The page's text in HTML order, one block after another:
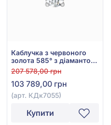
Каблучка з червоного
золота 585° з діамантом
0,77ct, арт. КДк7055
207 578,00 грн
103 789,00 грн
(арт. КДк7055)
Купити